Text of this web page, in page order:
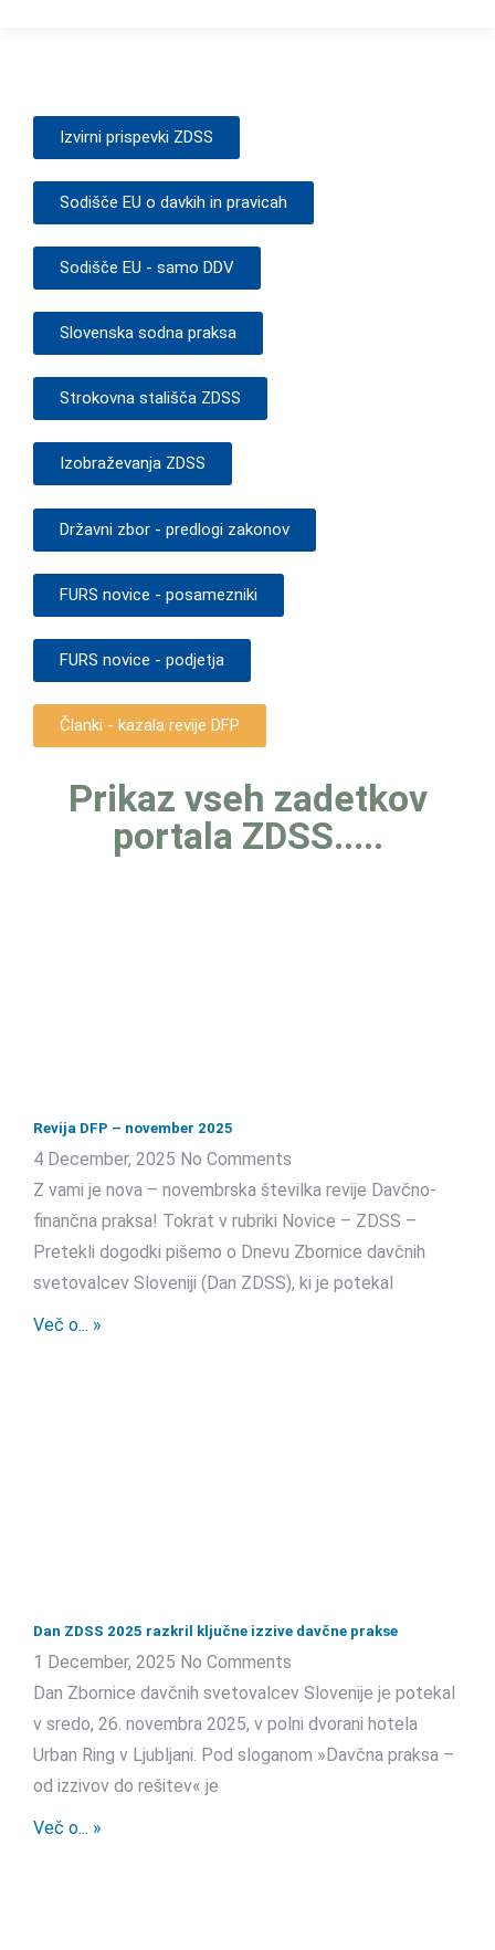
Izvirni prispevki ZDSS
Sodišče EU o davkih in pravicah
Sodišče EU - samo DDV
Slovenska sodna praksa
Strokovna stališča ZDSS
Izobraževanja ZDSS
Državni zbor - predlogi zakonov
FURS novice - posamezniki
FURS novice - podjetja
Članki - kazala revije DFP
Prikaz vseh zadetkov
portala ZDSS.....
Revija DFP – november 2025
4 December, 2025 No Comments
Z vami je nova – novembrska številka revije Davčno-
finančna praksa! Tokrat v rubriki Novice – ZDSS –
Pretekli dogodki pišemo o Dnevu Zbornice davčnih
svetovalcev Sloveniji (Dan ZDSS), ki je potekal
Več o... »
Dan ZDSS 2025 razkril ključne izzive davčne prakse
1 December, 2025 No Comments
Dan Zbornice davčnih svetovalcev Slovenije je potekal
v sredo, 26. novembra 2025, v polni dvorani hotela
Urban Ring v Ljubljani. Pod sloganom »Davčna praksa –
od izzivov do rešitev« je
Več o... »